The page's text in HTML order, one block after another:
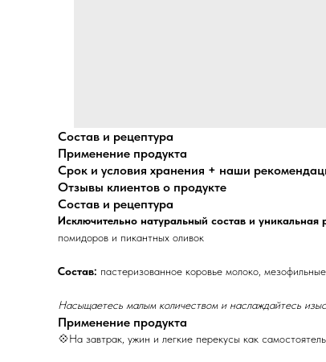
Состав и рецептура
Применение продукта
Срок и условия хранения + наши
Отзывы клиентов о продукте
Состав и рецептура
Исключительно натуральный состав и уникальная
помидоров и пикантных оливок
Состав: пастеризованное коровье молоко,
Насыщаетесь малым количеством и наслаждайтесь
Применение продукта
💠На завтрак, ужин и легкие перекусы как